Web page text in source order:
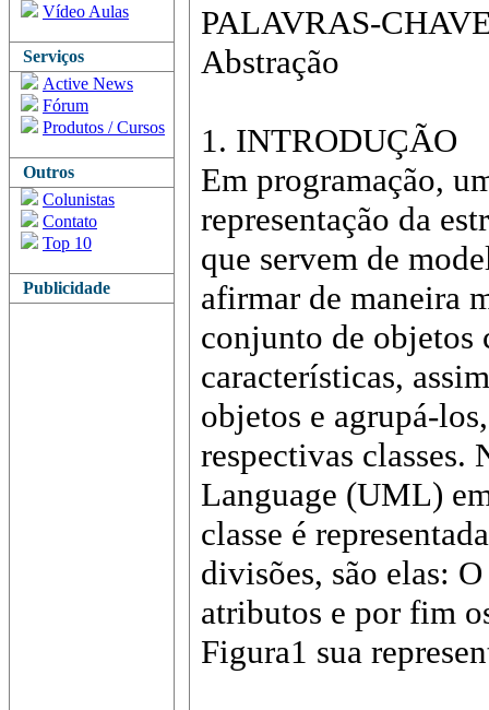
Vídeo Aulas
Serviços
Active News
Fórum
Produtos / Cursos
Outros
Colunistas
Contato
Top 10
Publicidade
PALAVRAS-
Abstração
1. INTRODUÇÃO
Em programação,
representação da
que servem de
afirmar de maneira
conjunto de objetos
características,
objetos e agrupá-
respectivas
Language (UML)
classe é
divisões, são elas:
atributos e por fim
Figura1 sua